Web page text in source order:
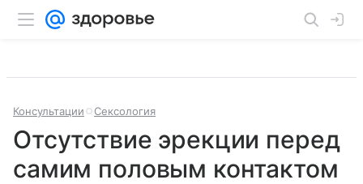
Консультации Сексология
Отсутствие эрекции перед
самим половым контактом